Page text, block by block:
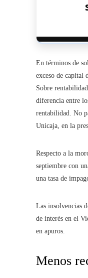
En términos de
exceso de capital
Sobre
diferencia entre
rentabilidad. No
Unicaja, en la
Respecto a la
septiembre con
una tasa de
Las insolvencias
de interés en el
en apuros.
Menos